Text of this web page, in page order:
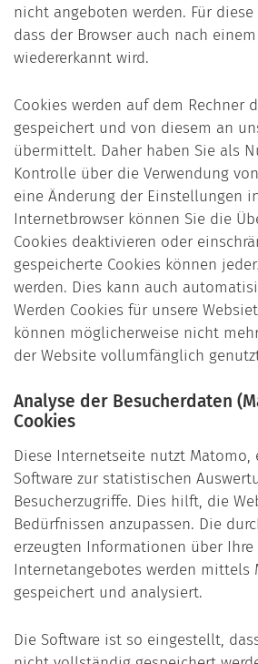
nicht angeboten werden. Für
dass der Browser auch nach
wiedererkannt wird.
Cookies werden auf dem Rechner
gespeichert und von diesem an
übermittelt. Daher haben Sie als
Kontrolle über die Verwendung
eine Änderung der Einstellungen
Internetbrowser können Sie die
Cookies deaktivieren oder
gespeicherte Cookies können
werden. Dies kann auch
Werden Cookies für unsere
können möglicherweise nicht
der Website vollumfänglich
Analyse der Besucherdaten
Cookies
Diese Internetseite nutzt Matomo,
Software zur statistischen
Besucherzugriffe. Dies hilft, die
Bedürfnissen anzupassen. Die
erzeugten Informationen über Ihre
Internetangebotes werden mittels
gespeichert und analysiert.
Die Software ist so eingestellt,